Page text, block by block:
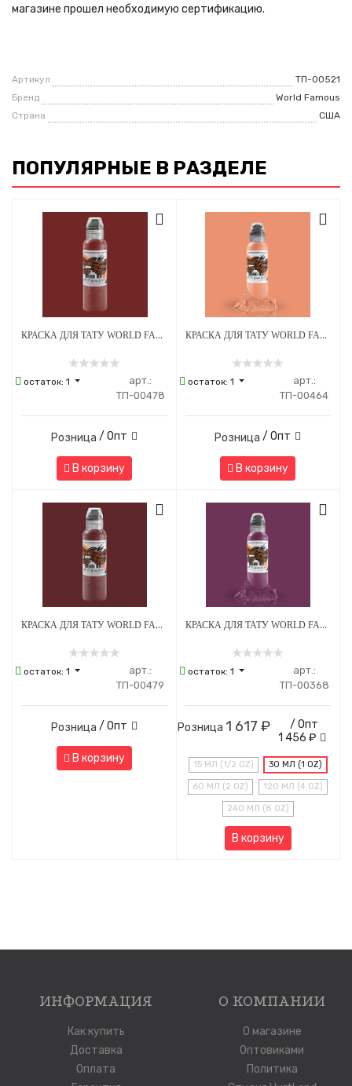
магазине прошел необходимую сертификацию.
Артикул
ТП-00521
Бренд
World Famous
Страна
США
ПОПУЛЯРНЫЕ В РАЗДЕЛЕ
КРАСКА ДЛЯ ТАТУ WORLD FAMOUS DIMA NBK - FIRE RED #3 - 30МЛ
остаток:1
арт.:
ТП-00478
Розница / Опт
В корзину
КРАСКА ДЛЯ ТАТУ WORLD FAMOUS SANDRA DAUKSHTA HOPELESS ROMANCE - DRY PETALS - 30МЛ
остаток: 1
арт.:
ТП-00464
Розница / Опт
В корзину
КРАСКА ДЛЯ ТАТУ WORLD FAMOUS DIMA NBK - FIRE RED #4 - 30МЛ
остаток:1
арт.:
ТП-00479
Розница / Опт
В корзину
КРАСКА ДЛЯ ТАТУ WORLD FAMOUS BLACKBERRY
остаток: 1
арт.:
ТП-00368
Розница 1 617 ₽
/ Опт
1 456 ₽
15 МЛ (1/2 OZ) 30 МЛ (1 OZ)
60 МЛ (2 OZ) 120 МЛ (4 OZ)
240 МЛ (8 OZ)
В корзину
ИНФОРМАЦИЯ
Как купить
Доставка
Оплата
О КОМПАНИИ
О магазине
Оптовиками
Политика